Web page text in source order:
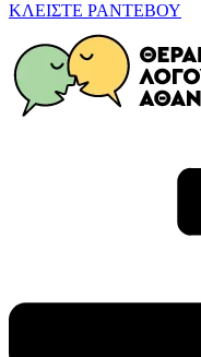
ΚΛΕΙΣΤΕ ΡΑΝΤΕΒΟΥ